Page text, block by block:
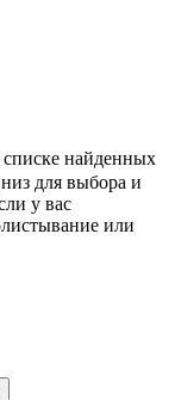
найденных
для выбора и
у вас
или